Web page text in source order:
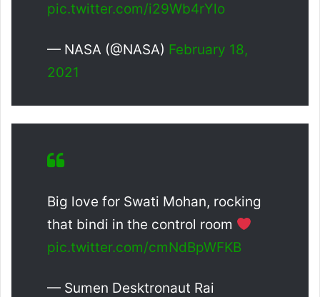
pic.twitter.com/i29Wb4rYlo
— NASA (@NASA) February 18,
2021
Big love for Swati Mohan, rocking
that bindi in the control room
pic.twitter.com/cmNdBpWFKB
— Sumen Desktronaut Rai